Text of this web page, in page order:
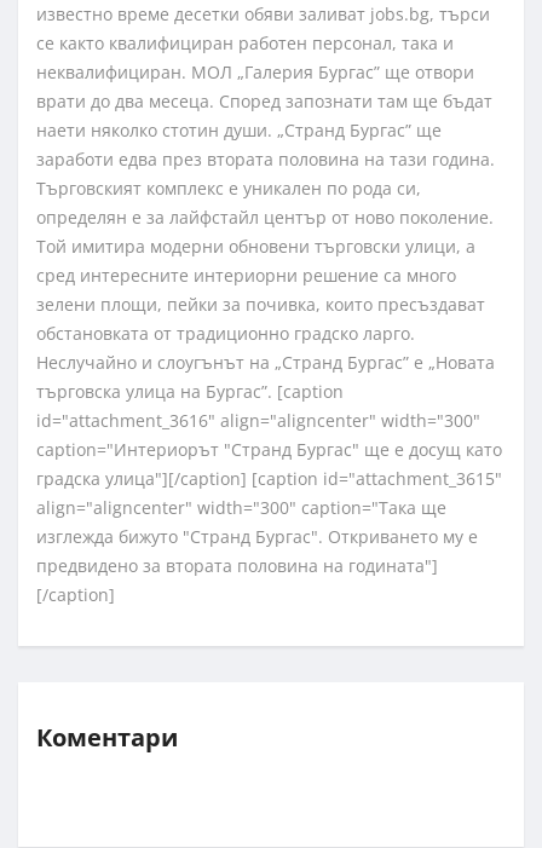
известно време десетки обяви заливат jobs.bg, търси
се както квалифициран работен персонал, така и
неквалифициран. МОЛ „Галерия Бургас” ще отвори
врати до два месеца. Според запознати там ще бъдат
наети няколко стотин души. „Странд Бургас” ще
заработи едва през втората половина на тази година.
Търговският комплекс е уникален по рода си,
определян е за лайфстайл център от ново поколение.
Той имитира модерни обновени търговски улици, а
сред интересните интериорни решение са много
зелени площи, пейки за почивка, които пресъздават
обстановката от традиционно градско ларго.
Неслучайно и слоугънът на „Странд Бургас” е „Новата
търговска улица на Бургас”. [caption
id="attachment_3616" align="aligncenter" width="300"
caption="Интериорът "Странд Бургас" ще е досущ като
градска улица"][/caption] [caption id="attachment_3615"
align="aligncenter" width="300" caption="Така ще
изглежда бижуто "Странд Бургас". Откриването му е
предвидено за втората половина на годината"]
[/caption]
Коментари